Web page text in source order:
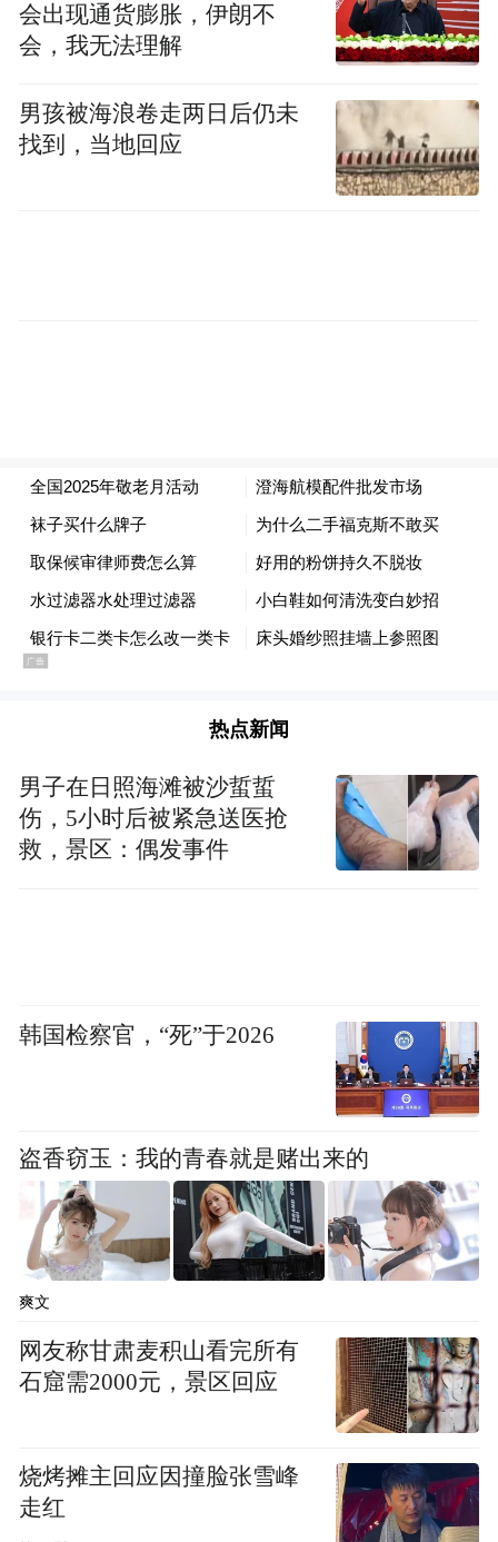
会出现通货膨胀，伊朗不
会，我无法理解
男孩被海浪卷走两日后仍未
找到，当地回应
热点新闻
男子在日照海滩被沙蜇蜇
伤，5小时后被紧急送医抢
救，景区：偶发事件
韩国检察官，“死”于2026
盗香窃玉：我的青春就是赌出来的
爽文
网友称甘肃麦积山看完所有
石窟需2000元，景区回应
烧烤摊主回应因撞脸张雪峰
走红